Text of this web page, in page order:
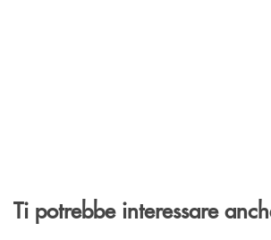
Ti potrebbe interessare